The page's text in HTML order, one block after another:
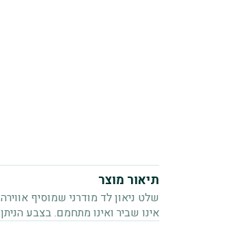
תיאור מוצר
שלט ניאון לד מודרני שמוסיף
אינו שביר ואינו מתחמם. בצבע